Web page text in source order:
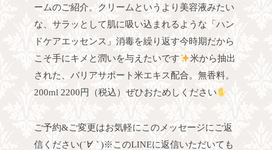
ームのご紹介。クリームというより美容液みたい
な、サラッとして肌に吸い込まれるような「ハン
ドケアエッセンス」消毒を繰り返す今時期だから
こそ手にキメと潤いを与えたいです
米から抽出
された、バリアサポート米エキス配合。無香料。
200ml 2200円（税込）ぜひおためしください
ご予約&ご変更はお気軽にこのメッセージにご返
信ください(´∀｀)※このLINEに返信いただいても